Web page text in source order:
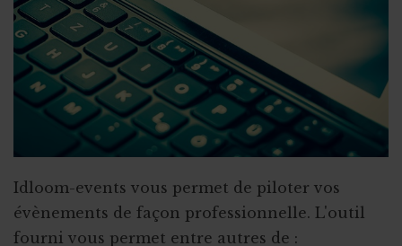
Iceland for animals
Faire de citoyens vos ambassadeurs
Associer l'ASBL à un projet personnel
Appel à obligations
Utiliser l'actu pour faire parler de vous
Triathlon solidaire
Concentration de motos et voitures
Idloom-events vous permet de piloter vos
évènements de façon professionnelle. L'outil
fourni vous permet entre autres de :